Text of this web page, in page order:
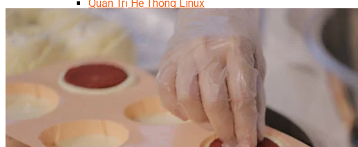
Quản Trị Hệ Thống Linux
Quản Trị Vận Hành Microsoft Azure
Data Analyst (Phân Tích Dữ Liệu)
Data Visualization (Trực Quan Hóa Dữ Liệu)
Data System (Quản Trị Dữ Liệu)
Chuyên Viên Lập Trình (Full Stack)
Chuyên Viên Lập Trình Website (Full Stack)
Chuyên Viên Lập Trình Mobile (Full Stack)
Software Testing
Trọn Bộ Công Cụ AI Văn Phòng
Trọn Bộ Công Cụ AI Ứng Dụng Giảng Dạy